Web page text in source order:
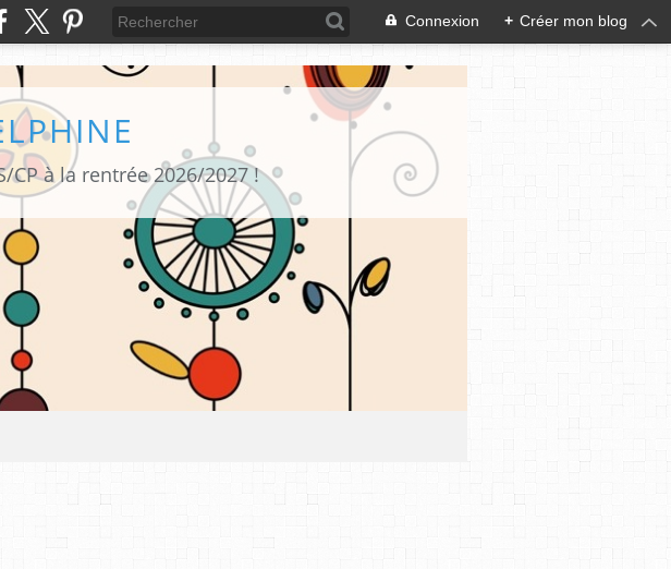
Connexion + Créer mon blog
à la rentrée 2026/2027 !